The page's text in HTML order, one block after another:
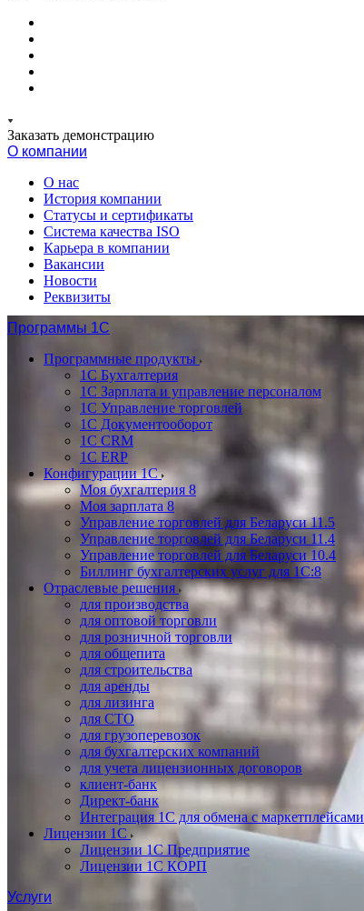
Заказать демонстрацию
О компании
О нас
История компании
Статусы и сертификаты
Система качества ISO
Карьера в компании
Вакансии
Новости
Реквизиты
Программы 1С
Программные продукты
1С Бухгалтерия
1С Зарплата и управление персоналом
1С Управление торговлей
1С Документооборот
1С CRM
1С ERP
Конфигурации 1С
Моя бухгалтерия 8
Моя зарплата 8
Управление торговлей для Беларуси 11.5
Управление торговлей для Беларуси 11.4
Управление торговлей для Беларуси 10.4
Биллинг бухгалтерских услуг для 1С:8
Отраслевые решения
для производства
для оптовой торговли
для розничной торговли
для общепита
для строительства
для аренды
для лизинга
для СТО
для грузоперевозок
для бухгалтерских компаний
для учета лицензионных договоров
клиент-банк
Директ-банк
Интеграция 1C для обмена с маркетплейсами
Лицензии 1С
Лицензии 1С Предприятие
Лицензии 1С КОРП
Услуги